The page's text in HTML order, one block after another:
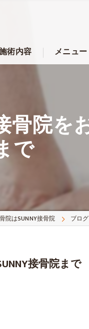
術内容 メニュー
院を
で
院はSUNNY接骨院 ブログ
接骨院まで